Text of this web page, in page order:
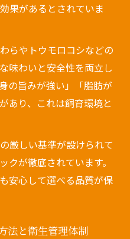
果があるとされていま
らやトウモロコシなどの
味わいと安全性を両立し
の旨みが強い」「脂肪が
あり、これは飼育環境と
厳しい基準が設けられて
クが徹底されています。
安心して選べる品質が保
法と衛生管理体制